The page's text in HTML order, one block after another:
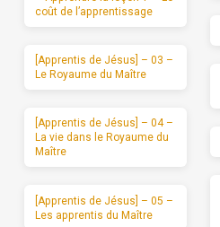
coût de l’apprentissage
[Apprentis de Jésus] – 03 –
Le Royaume du Maître
[Apprentis de Jésus] – 04 –
La vie dans le Royaume du
Maître
[Apprentis de Jésus] – 05 –
Les apprentis du Maître